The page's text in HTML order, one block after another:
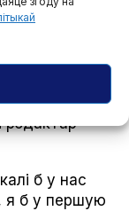
да
рэдактар
б у нас
я б у першую